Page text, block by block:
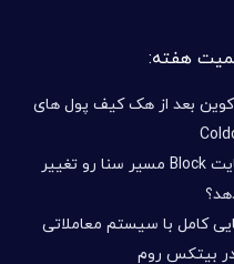
هفته:
بیت کوین بعد از هک کیف پول های
قانون CLARITY آمریکا - حمایت Block مسیر سنا رو تغییر
کامل با سیستم معاملاتی